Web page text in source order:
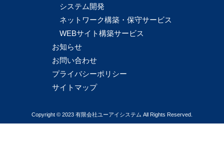
システム開発
ネットワーク構築・保守サービス
WEBサイト構築サービス
お知らせ
お問い合わせ
プライバシーポリシー
サイトマップ
Copyright © 2023 有限会社ユーアイシステム All Rights Reserved.